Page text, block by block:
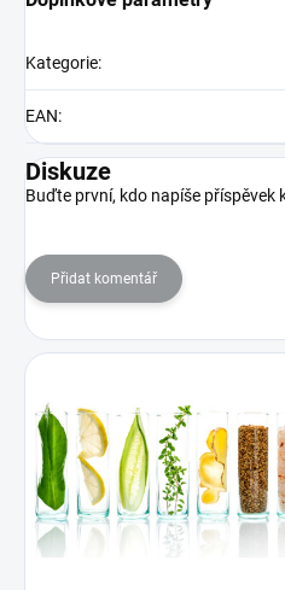
Kategorie:
EAN:
Diskuze
Buďte první, kdo napíše příspěvek
Přidat komentář